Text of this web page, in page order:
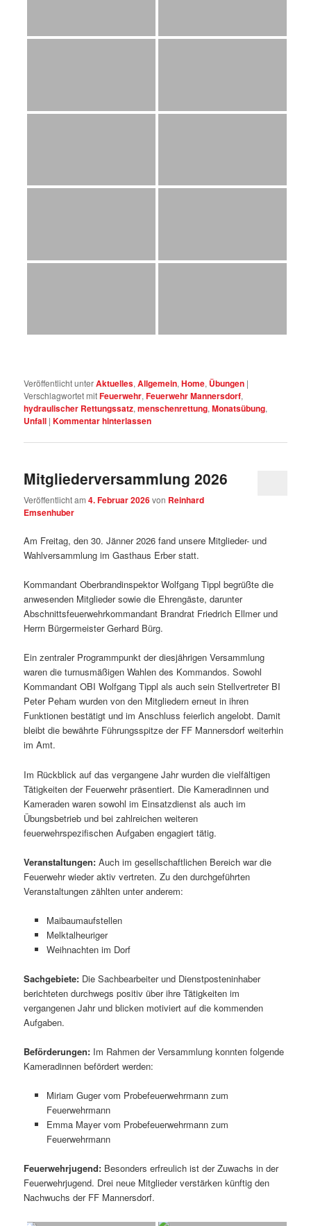
Veröffentlicht unterAktuelles,Allgemein,Home, Übungen |
Verschlagwortet mitFeuerwehr,Feuerwehr Mannersdorf,
hydraulischer Rettungssatz,menschenrettung,Monatsübung,
Unfall |Kommentar hinterlassen
Mitgliederversammlung 2026
Veröffentlicht am4. Februar 2026von Reinhard
Emsenhuber
Am Freitag, den 30. Jänner 2026 fand unsere Mitglieder- und
Wahlversammlung im Gasthaus Erber statt.
Kommandant Oberbrandinspektor Wolfgang Tippl begrüßte die
anwesenden Mitglieder sowie die Ehrengäste, darunter
Abschnittsfeuerwehrkommandant Brandrat Friedrich Ellmer und
Herrn Bürgermeister Gerhard Bürg.
Ein zentraler Programmpunkt der diesjährigen Versammlung
waren die turnusmäßigen Wahlen des Kommandos. Sowohl
Kommandant OBI Wolfgang Tippl als auch sein Stellvertreter BI
Peter Peham wurden von den Mitgliedern erneut in ihren
Funktionen bestätigt und im Anschluss feierlich angelobt. Damit
bleibt die bewährte Führungsspitze der FF Mannersdorf weiterhin
im Amt.
Im Rückblick auf das vergangene Jahr wurden die vielfältigen
Tätigkeiten der Feuerwehr präsentiert. Die Kameradinnen und
Kameraden waren sowohl im Einsatzdienst als auch im
Übungsbetrieb und bei zahlreichen weiteren
feuerwehrspezifischen Aufgaben engagiert tätig.
Veranstaltungen: Auch im gesellschaftlichen Bereich war die
Feuerwehr wieder aktiv vertreten. Zu den durchgeführten
Veranstaltungen zählten unter anderem:
Maibaumaufstellen
Melktalheuriger
Weihnachten im Dorf
Sachgebiete: Die Sachbearbeiter und Dienstposteninhaber
berichteten durchwegs positiv über ihre Tätigkeiten im
vergangenen Jahr und blicken motiviert auf die kommenden
Aufgaben.
Beförderungen: Im Rahmen der Versammlung konnten folgende
Kameradinnen befördert werden:
Miriam Guger vom Probefeuerwehrmann zum
Feuerwehrmann
Emma Mayer vom Probefeuerwehrmann zum
Feuerwehrmann
Feuerwehrjugend: Besonders erfreulich ist der Zuwachs in der
Feuerwehrjugend. Drei neue Mitglieder verstärken künftig den
Nachwuchs der FF Mannersdorf.